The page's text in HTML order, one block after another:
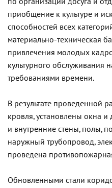
приобщение к культуре и
способностей всех
материально-техническая
привлечения молодых
культурного обслуживания
требованиями времени.
В результате проведенной
кровля, установлены окна
и внутренние стены, полы,
наружный трубопровод,
проведена
Обновленными стали